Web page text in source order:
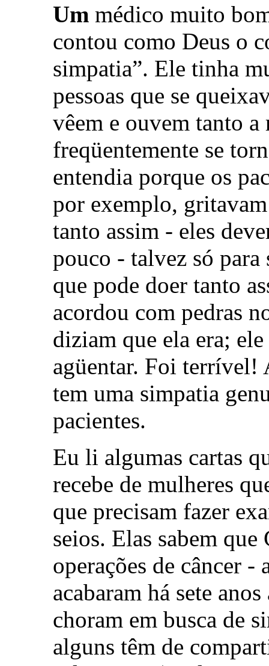
Um médico muito
contou como Deus o
simpatia”. Ele tinha
pessoas que se
vêem e ouvem tanto
freqüentemente se
entendia porque os
por exemplo,
tanto assim - eles
pouco - talvez só para
que pode doer tanto
acordou com pedras
diziam que ela era;
agüentar. Foi terrível!
tem uma simpatia
pacientes.
Eu li algumas cartas
recebe de mulheres
que precisam fazer
seios. Elas sabem
operações de câncer -
acabaram há sete
choram em busca de
alguns têm de